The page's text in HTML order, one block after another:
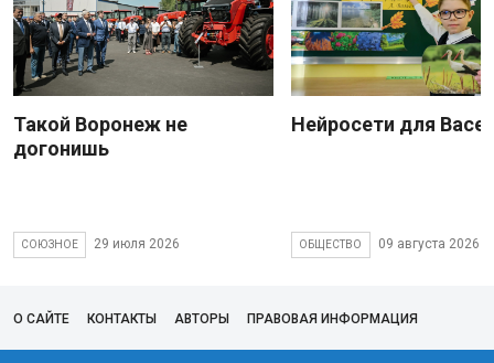
Такой Воронеж не
догонишь
СОЮЗНОЕ 29 июля 2026
Нейросети для
ОБЩЕСТВО 09 августа 2026
О САЙТЕ КОНТАКТЫ АВТОРЫ ПРАВОВАЯ ИНФОРМАЦИЯ